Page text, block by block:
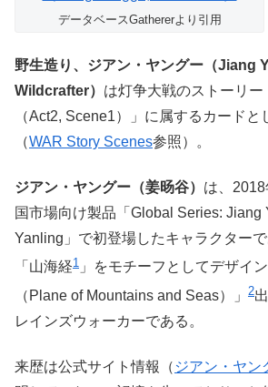
データベースGathererより引用
野生造り、ジアン・ヤングー（Jiang
Wildcrafter） は灯争大戦のストーリ
（Act2, Scene1）」に属するカードと
（WAR Story Scenes参照）。
ジアン・ヤングー（姜旸谷） は、
国市場向け製品「Global Series: Jiang
Yanling」で初登場したキャラクター
「山海経1 」をモチーフとしてデザイ
（Plane of Mountains and Seas）」
2
レインズウォーカーである。
来歴は公式サイト情報（ ジアン・ヤン